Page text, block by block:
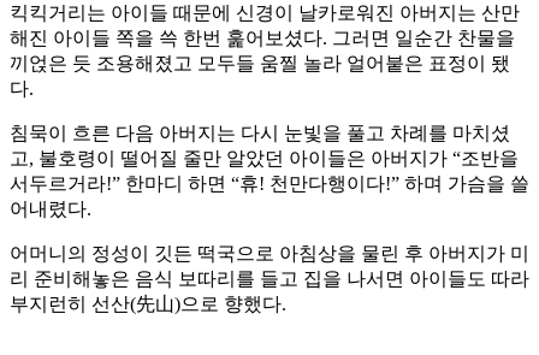
킥킥거리는 아이들 때문에 신경이 날카로워진 아버지는 산만
해진 아이들 쪽을 쓱 한번 훑어보셨다. 그러면 일순간 찬물을
끼얹은 듯 조용해졌고 모두들 움찔 놀라 얼어붙은 표정이 됐
다.
침묵이 흐른 다음 아버지는 다시 눈빛을 풀고 차례를 마치셨
고, 불호령이 떨어질 줄만 알았던 아이들은 아버지가 “조반을
서두르거라!” 한마디 하면 “휴! 천만다행이다!” 하며 가슴을 쓸
어내렸다.
어머니의 정성이 깃든 떡국으로 아침상을 물린 후 아버지가 미
리 준비해놓은 음식 보따리를 들고 집을 나서면 아이들도 따라
부지런히 선산(先山)으로 향했다.